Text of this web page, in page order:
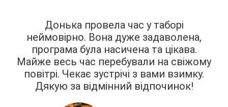
Донька провела час у таборі
неймовірно. Вона дуже задаволена,
програма була насичена та цікава.
Майже весь час перебували на свіжому
повітрі. Чекає зустрічі з вами взимку.
Дякую за відмінний відпочинок!